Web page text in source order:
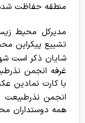
درختکاری ۱۴۰۴-١۴٠۵
محقق شده
9247 نهال
حمایت
منطقه حفاظت شده
مدیرکل محیط
تشییع پیکراین
شایان ذکر است
غرفه انجمن
با کارت نمادین
انجمن نذرطبیعت
همه دوستداران